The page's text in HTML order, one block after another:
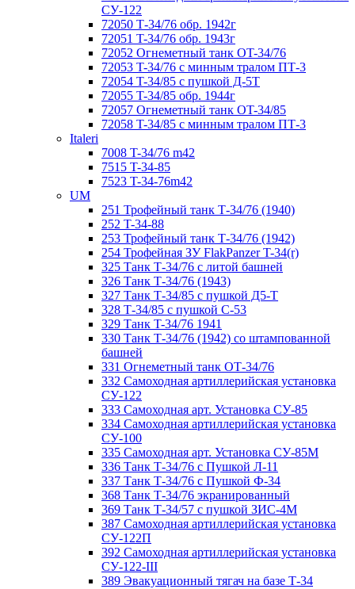
СУ-122
72050 Т-34/76 обр. 1942г
72051 T-34/76 обр. 1943г
72052 Огнеметный танк OT-34/76
72053 T-34/76 с минным тралом ПТ-3
72054 T-34/85 с пушкой Д-5Т
72055 T-34/85 обр. 1944г
72057 Огнеметный танк ОT-34/85
72058 T-34/85 с минным тралом ПТ-3
Italeri
7008 T-34/76 m42
7515 T-34-85
7523 T-34-76m42
UM
251 Трофейный танк Т-34/76 (1940)
252 T-34-88
253 Трофейный танк Т-34/76 (1942)
254 Трофейная ЗУ FlakPanzer T-34(r)
325 Танк Т-34/76 с литой башней
326 Танк Т-34/76 (1943)
327 Танк Т-34/85 с пушкой Д5-Т
328 Т-34/85 с пушкой С-53
329 Танк T-34/76 1941
330 Танк Т-34/76 (1942) со штампованной
башней
331 Огнеметный танк ОТ-34/76
332 Самоходная артиллерийская установка
СУ-122
333 Самоходная арт. Установка СУ-85
334 Самоходная артиллерийская установка
СУ-100
335 Самоходная арт. Установка СУ-85М
336 Танк Т-34/76 с Пушкой Л-11
337 Танк Т-34/76 с Пушкой Ф-34
368 Танк Т-34/76 экранированный
369 Танк Т-34/57 с пушкой ЗИС-4М
387 Самоходная артиллерийская установка
СУ-122П
392 Самоходная артиллерийская установка
СУ-122-III
389 Эвакуационный тягач на базе Т-34